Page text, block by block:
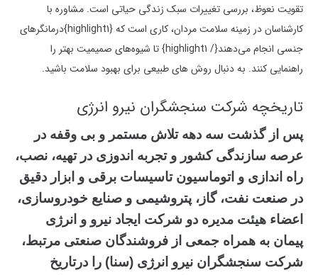
تقویت نعوظ، بررسی تغییرات سبک زندگی حیاتی است. مشاوره با
کارشناسان در زمینه سلامت مردان، کاری است که {highlight1}درمانگرهای
جنسی انجام می‌دهند{/ highlight1} تا شیوه‌های صمیمیت بهتر را
راهنمایی کنند. به دنبال روش های طبیعی برای بهبود سلامت باشید.
تاریخچه شرکت سنجشگران نیرو انرژی
پس از گذشت سه دهه تلاش مستمر و بی‏ وقفه در
عرصه سازندگی کشور و تجربه اندوزی در تهیه، نصب،
راه اندازی و اتوماسیون تاسیسات برقی و ابزار دقیق
در صنعت نفت، گاز، پتروشیمی و صنایع خودروسازی،
اعضاء هیئت مدیره دو شرکت ایجاد نیرو و انرژی
پیمان به همراه جمعی از فروشندگان صنعتی مرتبط،
شرکت سنجشگران نیرو انرژی (سنا) را درتاریخ